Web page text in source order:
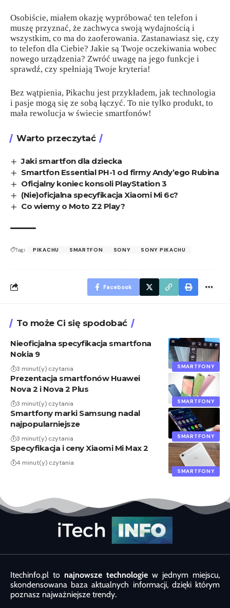
Osobiście, miałem okazję wypróbować ten telefon i
muszę przyznać, że zachwyca swoją wydajnością i
wszystkim, co ma do zaoferowania. Zastanawiasz się, czy
to telefon dla Ciebie? Jakie są Twoje oczekiwania wobec
nowego urządzenia? Zwróć uwagę na jego funkcje i
sprawdź, czy spełniają Twoje kryteria!
Bez wątpienia, Pikachu jest przykładem, jak technologia
i pasje mogą się ze sobą łączyć. To nie tylko produkt, to
mała rewolucja w świecie smartfonów!
Warto przeczytać
Jaki smartfon dla dziecka
Smartfon Essential PH-1 od firmy Andy’ego Rubina
Oficjalny koniec konsoli PlayStation 3
(Nie)oficjalna specyfikacja Xiaomi Mi 6c?
Co wiemy o Moto Z2 Play?
Tagi: PIKACHU SMARTFON SONY SONY PIKACHU
Facebook
To może Ci się spodobać
SMARTFONY
Nieoficjalna specyfikacja smartfona
Nokia 9
3 minut(y) czytania
SMARTFONY
Prezentacja smartfonów Huawei
Nova 2 i Nova 2 Plus
3 minut(y) czytania
SMARTFONY
Smartfony marki Samsung nadal
najpopularniejsze
3 minut(y) czytania
SMARTFONY
Specyfikacja i ceny Xiaomi Mi Max 2
4 minut(y) czytania
Itechinfo.pl to najnowsze technologie w jednym miejscu,
skondensowana baza aktualnych informacji, dzięki którym
poznasz najważniejsze trendy.